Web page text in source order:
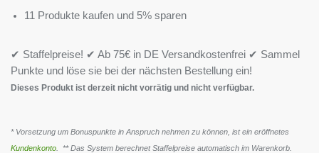
11 Produkte kaufen und 5% sparen
✔ Staffelpreise! ✔ Ab 75€ in DE Versandkostenfrei ✔ Sammel
Punkte und löse sie bei der nächsten Bestellung ein!
Dieses Produkt ist derzeit nicht vorrätig und nicht verfügbar.
* Vorsetzung um Bonuspunkte in Anspruch nehmen zu können, ist ein eröffnetes
Kundenkonto . ** Das System berechnet Staffelpreise automatisch im Warenkorb.